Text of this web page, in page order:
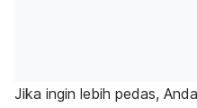
Jika ingin lebih pedas,